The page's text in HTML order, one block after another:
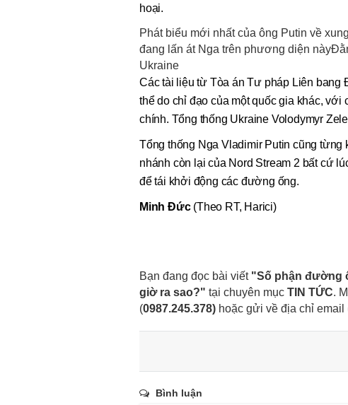
hoại.
Phát biểu mới nhất của ông Putin về
đang lấn át Nga trên phương diện
Ukraine
Các tài liệu từ Tòa án Tư pháp Liên bang
thể do chỉ đạo của một quốc gia khác,
chính. Tổng thống Ukraine Volodymyr
Tổng thống Nga Vladimir Putin cũng từng
nhánh còn lại của Nord Stream 2 bất cứ
để tái khởi động các đường ống.
Minh Đức (Theo RT, Harici)
Bạn đang đọc bài viết "Số phận đường
giờ ra sao?" tại chuyên mục TIN TỨC.
(0987.245.378) hoặc gửi về địa chỉ email
Bình luận